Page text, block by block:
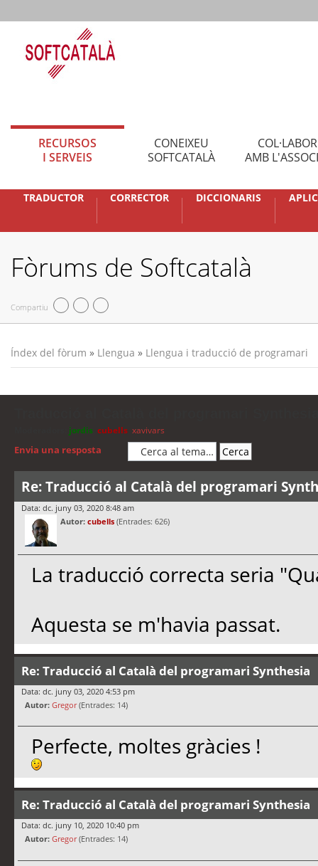
RECURSOS
I SERVEIS
CONEIXEU
SOFTCATALÀ
AMB
TRADUCTOR CORRECTOR DICCIONARIS
Fòrums de Softcatalà
Compartiu
Índex del fòrum » Llengua » Llengua i traducció de programari
jordis cubells xavivars
Envia una resposta
Re: Traducció al Català del programari
Data: dc. juny 03, 2020 8:48 am
Autor: cubells (Entrades: 626)
La traducció correcta seria
Aquesta se m'havia passat.
Re: Traducció al Català del programari Synthesia
Data: dc. juny 03, 2020 4:53 pm
Autor: Gregor(Entrades: 14)
Perfecte, moltes gràcies !
Re: Traducció al Català del programari Synthesia
Data: dc. juny 10, 2020 10:40 pm
Autor: Gregor(Entrades: 14)